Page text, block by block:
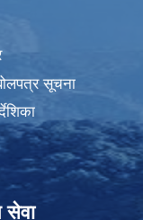
सूचना
सेवा